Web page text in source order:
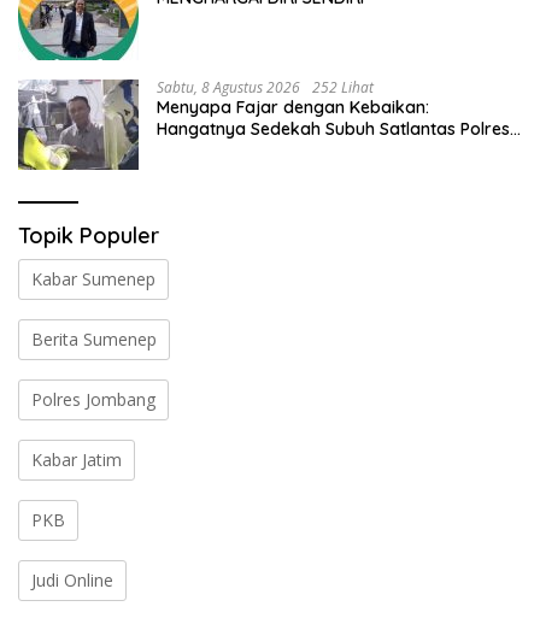
Sabtu, 8 Agustus 2026 252 Lihat
Menyapa Fajar dengan Kebaikan:
Hangatnya Sedekah Subuh Satlantas Polres
Topik Populer
Kabar Sumenep
Berita Sumenep
Polres Jombang
Kabar Jatim
PKB
Judi Online